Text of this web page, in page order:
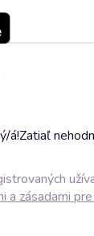
á!Zatiaľ
a zásadami